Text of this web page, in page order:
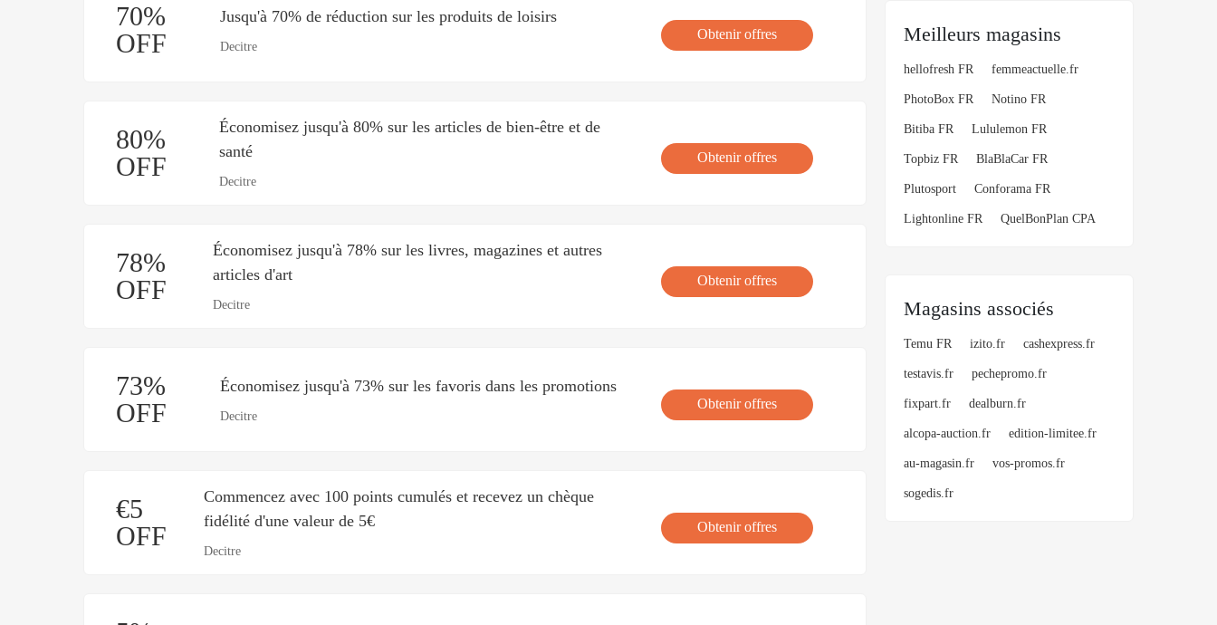
70%
OFF
Jusqu'à 70% de réduction sur les produits de loisirs
Decitre
Obtenir offres
80%
OFF
Économisez jusqu'à 80% sur les articles de bien-être et de
santé
Decitre
Obtenir offres
78%
OFF
Économisez jusqu'à 78% sur les livres, magazines et autres
articles d'art
Decitre
Obtenir offres
73%
OFF
Économisez jusqu'à 73% sur les favoris dans les promotions
Decitre
Obtenir offres
€5
OFF
Commencez avec 100 points cumulés et recevez un chèque
fidélité d'une valeur de 5€
Decitre
Obtenir offres
Meilleurs magasins
hellofresh FR femmeactuelle.fr
PhotoBox FR Notino FR
Bitiba FR Lululemon FR
Topbiz FR BlaBlaCar FR
Plutosport Conforama FR
Lightonline FR QuelBonPlan CPA
Magasins associés
Temu FR izito.fr cashexpress.fr
testavis.fr pechepromo.fr
fixpart.fr dealburn.fr
alcopa-auction.fr edition-limitee.fr
au-magasin.fr vos-promos.fr
sogedis.fr